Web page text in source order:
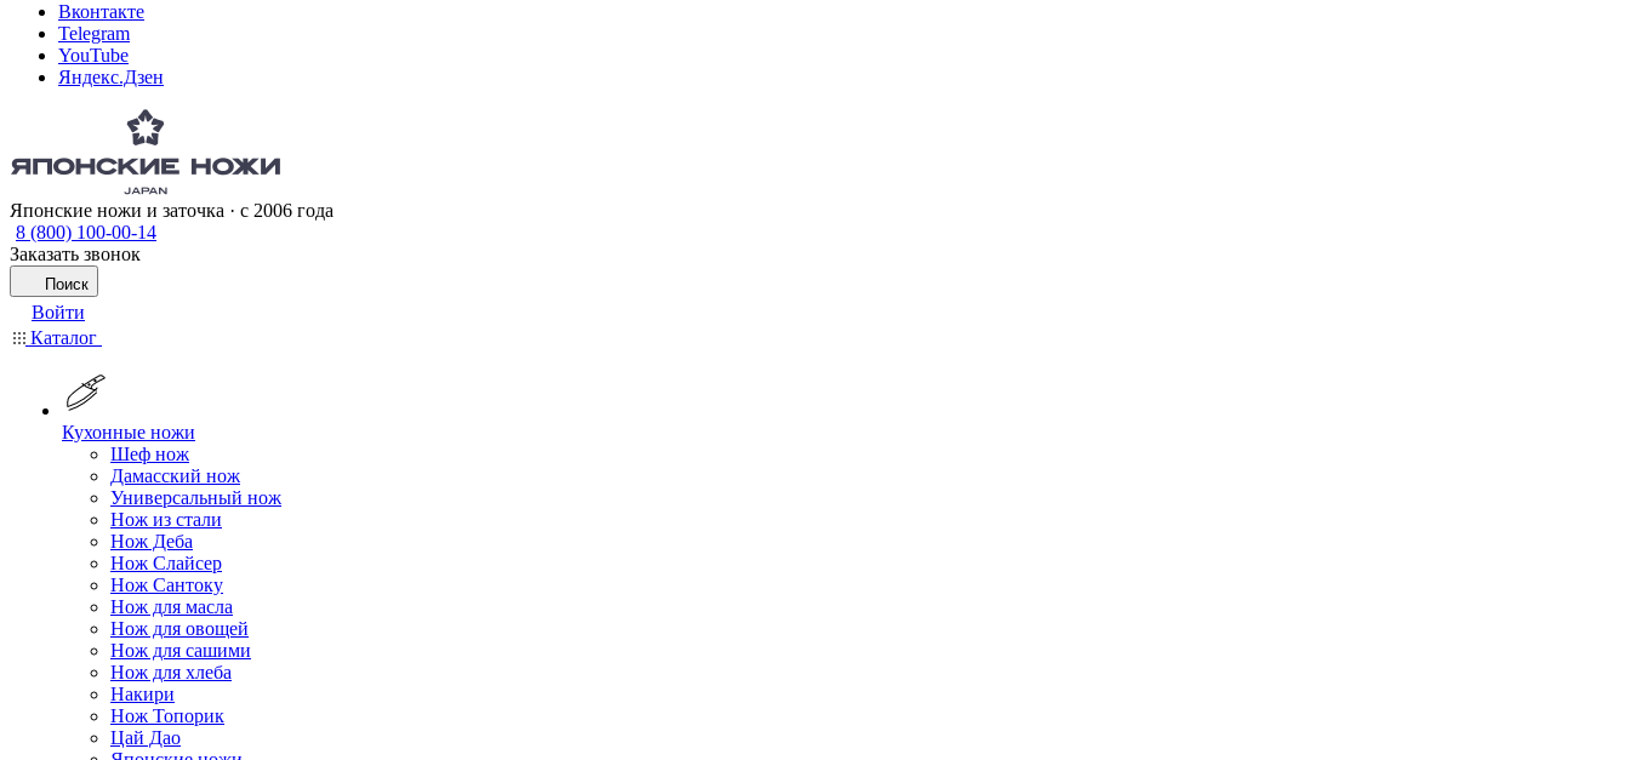
Вконтакте
Telegram
YouTube
Яндекс.Дзен
Японские ножи и заточка · с 2006 года
8 (800) 100-00-14
Заказать звонок
Поиск
Войти
Каталог
Кухонные ножи
Шеф нож
Дамасский нож
Универсальный нож
Нож из стали
Нож Деба
Нож Слайсер
Нож Сантоку
Нож для масла
Нож для овощей
Нож для сашими
Нож для хлеба
Накири
Нож Топорик
Цай Дао